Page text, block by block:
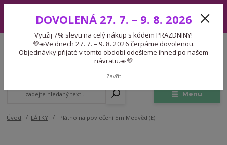
7. – 9. 8. 2026 čerpáme dovolenou. Objednávky přijaté v tomto období
odešleme ihned po našem návratu.☀️💜
Menu
CZK
Expedice 775 866 913
Po-Čt 9-15:30 Pá 9-14:30 Pauza 13-13:45
Úvod LÁTKY Plátno na povlečení 5m Medvěd (E)
DOVOLENÁ 27. 7. – 9. 8. 2026
Využij 7% slevu na celý nákup s kódem PRAZDNINY!
💜☀️Ve dnech 27. 7. – 9. 8. 2026 čerpáme dovolenou.
Objednávky přijaté v tomto období odešleme ihned po našem
návratu.☀️💜
Zavřít